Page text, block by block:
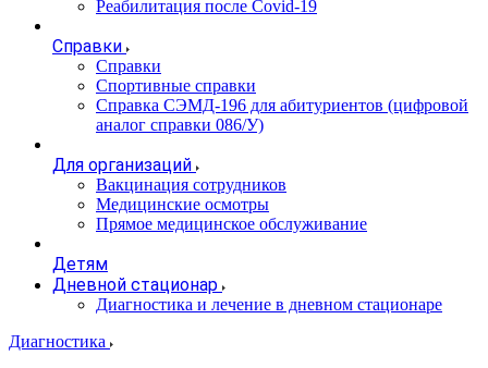
Реабилитация после Covid-19
Справки
Справки
Спортивные справки
Справка СЭМД‑196 для абитуриентов (цифровой
аналог справки 086/У)
Для организаций
Вакцинация сотрудников
Медицинские осмотры
Прямое медицинское обслуживание
Детям
Дневной стационар
Диагностика и лечение в дневном стационаре
Диагностика